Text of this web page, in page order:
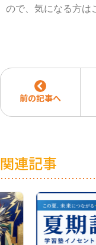
ので、気になる方は
前の記事へ
関連記事